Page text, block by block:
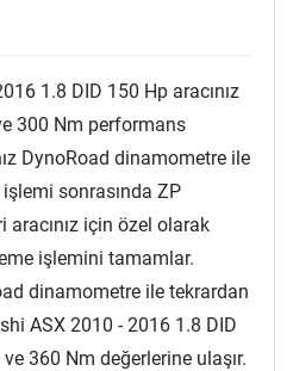
1.8 DID 150 Hp aracınız
300 Nm performans
DynoRoad dinamometre ile
sonrasında ZP
için özel olarak
işlemini tamamlar.
dinamometre ile tekrardan
ASX 2010 - 2016 1.8 DID
360 Nm değerlerine ulaşır.